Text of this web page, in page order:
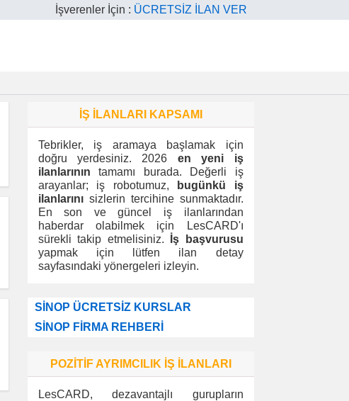
İşverenler İçin : ÜCRETSİZ İLAN VER
İŞ İLANLARI KAPSAMI
Tebrikler, iş aramaya başlamak için
doğru yerdesiniz. 2026 en yeni iş
ilanlarının tamamı burada. Değerli iş
arayanlar; iş robotumuz,
bugünkü iş
ilanlarınısizlerin tercihine sunmaktadır.
En son ve güncel iş ilanlarından
haberdar olabilmek için LesCARD'ı
sürekli takip etmelisiniz.
İş başvurusu
yapmak için lütfen ilan detay
sayfasındaki yönergeleri izleyin.
SİNOP ÜCRETSİZ KURSLAR
SİNOP FİRMA REHBERİ
POZİTİF AYRIMCILIK İŞ İLANLARI
LesCARD, dezavantajlı gurupların